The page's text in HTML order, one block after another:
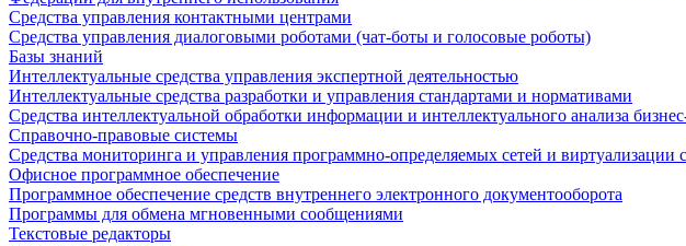
Средства управления контактными центрами
Средства управления диалоговыми роботами (чат-боты и голосовые роботы)
Базы знаний
Интеллектуальные средства управления экспертной деятельностью
Интеллектуальные средства разработки и управления стандартами и нормативами
Средства интеллектуальной обработки информации и интеллектуального анализа
Справочно-правовые системы
Средства мониторинга и управления программно-определяемых сетей и виртуализации
Офисное программное обеспечение
Программное обеспечение средств внутреннего электронного документооборота
Программы для обмена мгновенными сообщениями
Текстовые редакторы